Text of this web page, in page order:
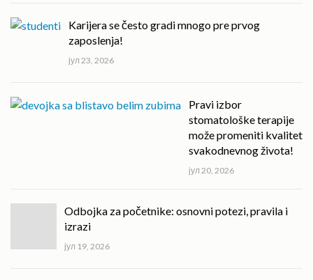
Karijera se često gradi mnogo pre prvog
zaposlenja!
јул 23, 2026
Pravi izbor
stomatološke terapije
može promeniti kvalitet
svakodnevnog života!
јул 20, 2026
Odbojka za početnike: osnovni potezi, pravila i
izrazi
јул 19, 2026